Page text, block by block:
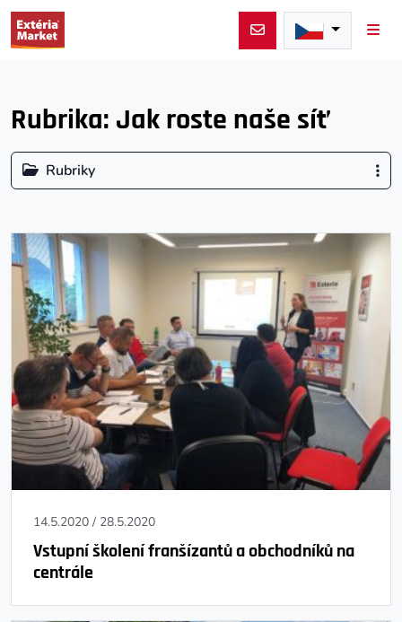
Rubrika: Jak roste naše síť
Rubriky
14.5.2020 / 28.5.2020
Vstupní školení franšízantů a obchodníků na
centrále